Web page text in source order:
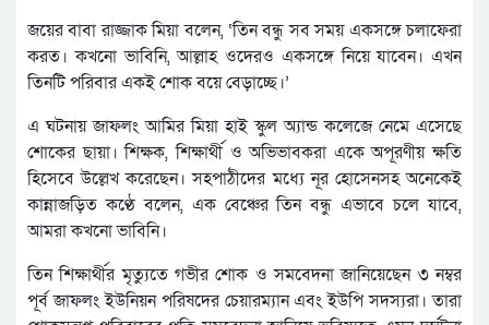
জয়ের বাবা রাজ্জাক মিয়া বলেন, ‘তিন বন্ধু সব সময় একসঙ্গে চলাফেরা
করত। কখনো ভাবিনি, আল্লাহ ওদেরও একসঙ্গে নিয়ে যাবেন। এখন
তিনটি পরিবার একই শোক বয়ে বেড়াচ্ছে।’
এ ঘটনায় জাফলং আমির মিয়া হাই স্কুল অ্যান্ড কলেজে নেমে এসেছে
শোকের ছায়া। শিক্ষক, শিক্ষার্থী ও অভিভাবকরা একে অপূরণীয় ক্ষতি
হিসেবে উল্লেখ করেছেন। সহপাঠীদের মধ্যে নূর হোসেনসহ অনেকেই
কান্নাজড়িত কণ্ঠে বলেন, এক বেঞ্চের তিন বন্ধু এভাবে চলে যাবে,
আমরা কখনো ভাবিনি।
তিন শিক্ষার্থীর মৃত্যুতে গভীর শোক ও সমবেদনা জানিয়েছেন ৩ নম্বর
পূর্ব জাফলং ইউনিয়ন পরিষদের চেয়ারম্যান এবং ইউপি সদস্যরা। তারা